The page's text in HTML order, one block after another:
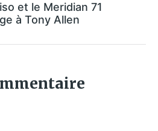
et le Meridian 71
à Tony Allen